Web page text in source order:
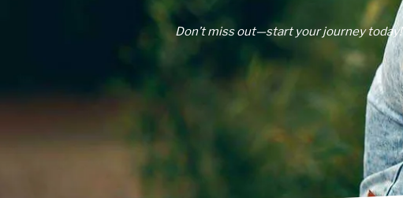
Don’t miss out—start your journey today!